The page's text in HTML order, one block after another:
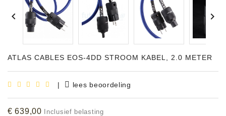
Versterking
Instrumenten
Shop
Bladmuziek
Accessoires
 
ATLAS CABLES EOS-4DD STROOM KABEL, 2.0 METER
| lees beoordeling
€ 639,00 Inclusief belasting